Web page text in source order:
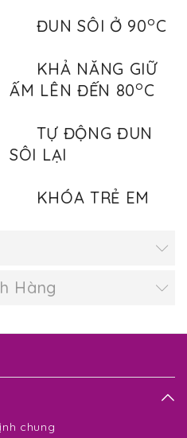
ĐUN SÔI Ở 90oC
KHẢ NĂNG GIỮ
ẤM LÊN ĐẾN 80oC
TỰ ĐỘNG ĐUN
SÔI LẠI
KHÓA TRẺ EM
Hàng
chung